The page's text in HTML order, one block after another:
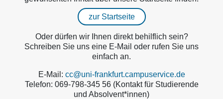
zur Startseite
Oder dürfen wir Ihnen direkt behilflich sein?
Schreiben Sie uns eine E-Mail oder rufen Sie uns
einfach an.
E-Mail: cc@uni-frankfurt.campuservice.de
Telefon: 069-798-345 56 (Kontakt für Studierende
und Absolvent*innen)